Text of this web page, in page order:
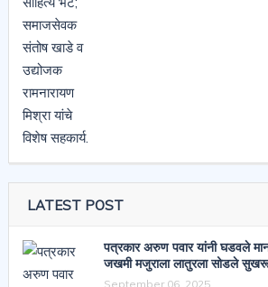
LATEST POST
पत्रकार अरुण पवार यांनी घडवले
जखमी मजुराला लातुरला सोडले
September 06, 2025